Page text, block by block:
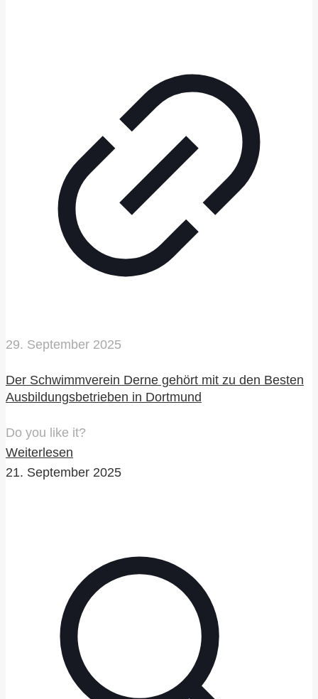
29. September 2025
Der Schwimmverein Derne gehört mit zu den Besten
Ausbildungsbetrieben in Dortmund
Do you like it?
Weiterlesen
21. September 2025